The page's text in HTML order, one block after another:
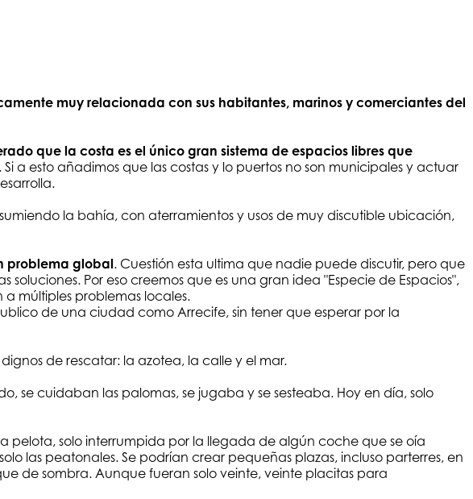
muy relacionada con sus habitantes, marinos y comerciantes del
que la costa es el único gran sistema de espacios libres que
a esto añadimos que las costas y lo puertos no son municipales y actuar
la bahía, con aterramientos y usos de muy discutible ubicación,
problema global. Cuestión esta ultima que nadie puede discutir, pero que
Por eso creemos que es una gran idea "Especie de Espacios",
múltiples problemas locales.
de una ciudad como Arrecife, sin tener que esperar por la
de rescatar: la azotea, la calle y el mar.
se cuidaban las palomas, se jugaba y se sesteaba. Hoy en día, solo
pelota, solo interrumpida por la llegada de algún coche que se oía
las peatonales. Se podrían crear pequeñas plazas, incluso parterres, en
de sombra. Aunque fueran solo veinte, veinte placitas para